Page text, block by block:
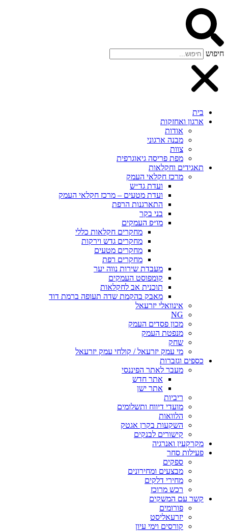
חיפוש
בית
ארגון ואחזקות
אודות
מבנה ארגוני
צוות
מפת פריסה גיאוגרפית
תאגידים וחקלאות
מרכז חקלאי העמק
ועדת גד״ש
ועדת מטעים – מרכז חקלאי העמק
התארגנות הרפת
בני בקר
מו״פ העמקים
מחקרים חקלאות כללי
מחקרים גדש וירקות
מחקרים מטעים
מחקרים רפת
מעבדת שירות נווה יער
קומפוסט העמקים
תוכנית אב לחקלאות
מאבק בהקמת שדה תעופה ברמת דוד
אינוואלי יזרעאל
NG
מכון פסדים העמק
מנפטת העמק
שחק
מי עמק יזרעאל / קולחי עמק יזרעאל
כספים וגזברות
מעבר לאתר הפיננסי
אתר חדש
אתר ישן
ריביות
מועדי דיווח ותשלומים
הלוואות
השקעות בקרן אגטק
קישורים לבנקים
מקרקעין ואנרגיה
פעילות סחר
ספקים
מבצעים ומחירונים
מחירי דלקים
רכש מרוכז
קשר עם המשקים
פורומים
יזרעאליסט
קורסים וימי עיון